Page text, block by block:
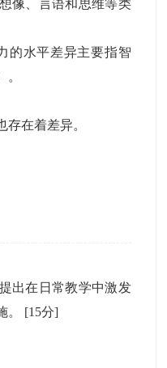
像、言语和思维等类
的水平差异主要指智
存在着差异。
出在日常教学中激发
。 [15分]